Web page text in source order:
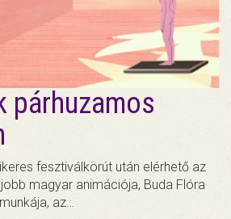
párhuzamos
fesztiválkörút után elérhető az
magyar animációja, Buda Flóra
az…